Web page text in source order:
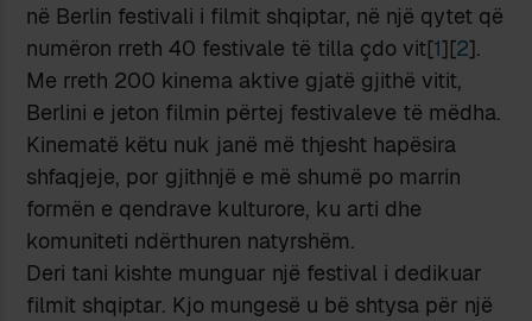
në Berlin festivali i filmit shqiptar, në një qytet që
numëron rreth 40 festivale të tilla çdo vit[1][2].
Me rreth 200 kinema aktive gjatë gjithë vitit,
Berlini e jeton filmin përtej festivaleve të mëdha.
Kinematë këtu nuk janë më thjesht hapësira
shfaqjeje, por gjithnjë e më shumë po marrin
formën e qendrave kulturore, ku arti dhe
komuniteti ndërthuren natyrshëm.
Deri tani kishte munguar një festival i dedikuar
filmit shqiptar. Kjo mungesë u bë shtysa për një